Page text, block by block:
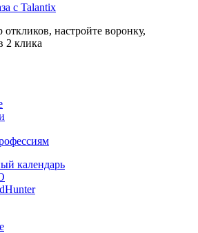
с Talantix
настройте воронку,
2 клика
календарь